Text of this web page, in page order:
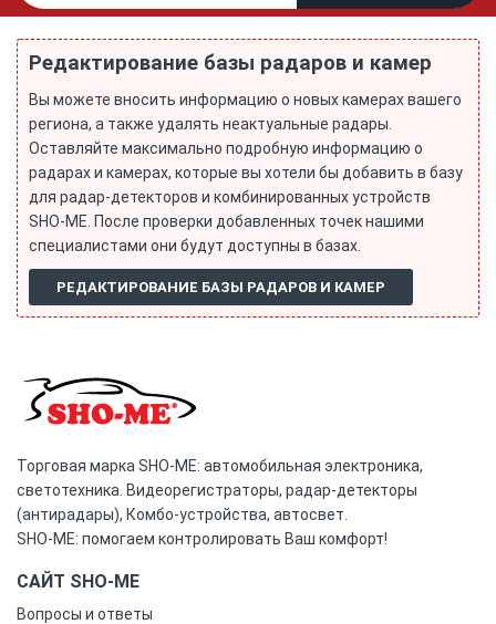
Редактирование базы радаров и камер
Вы можете вносить информацию о новых камерах вашего
региона, а также удалять неактуальные радары.
Оставляйте максимально подробную информацию о
радарах и камерах, которые вы хотели бы добавить в базу
для радар-детекторов и комбинированных устройств
SHO-ME. После проверки добавленных точек нашими
специалистами они будут доступны в базах.
РЕДАКТИРОВАНИЕ БАЗЫ РАДАРОВ И КАМЕР
Торговая марка SHO-ME: автомобильная электроника,
светотехника. Видеорегистраторы, радар-детекторы
(антирадары), Комбо-устройства, автосвет.
SHO-ME: помогаем контролировать Ваш комфорт!
САЙТ SHO-ME
Вопросы и ответы